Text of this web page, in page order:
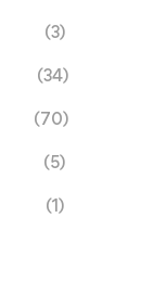
(3)
(34)
(70)
(5)
(1)